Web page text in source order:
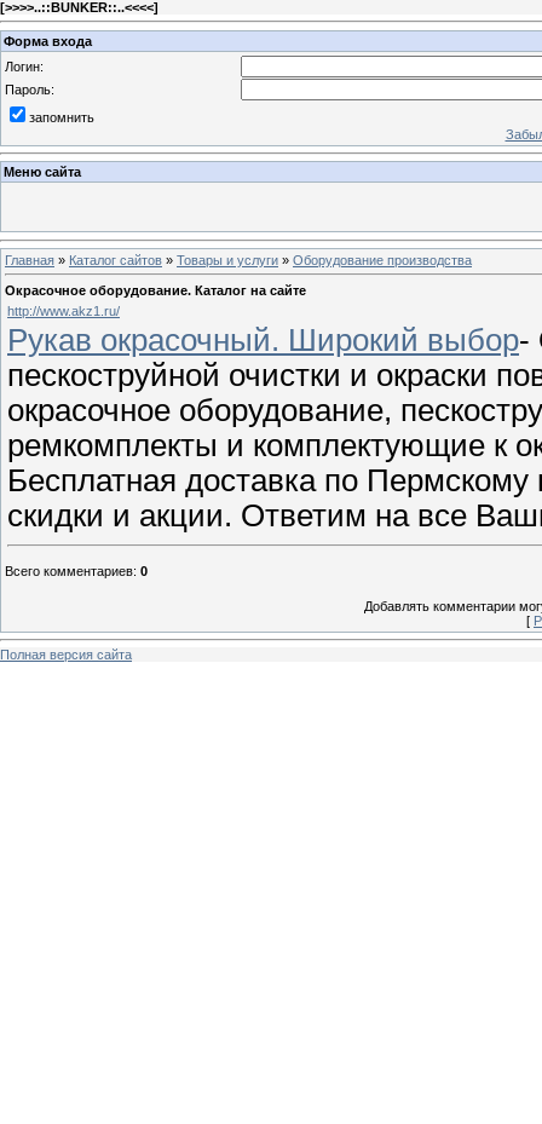
[>>>>..::BUNKER::..<<<<]
Форма входа
Логин:
Пароль:
запомнить
Меню сайта
Главная » Каталог сайтов » Товары и услуги » Оборудование производства
Окрасочное оборудование. Каталог на сайте
http://www.akz1.ru/
Рукав окрасочный. Широкий выбор-
пескоструйной очистки и окраски
окрасочное оборудование,
ремкомплекты и комплектующие к
Бесплатная доставка по
скидки и акции. Ответим на все
Всего комментариев: 0
Добавлять комментарии
[
Полная версия сайта